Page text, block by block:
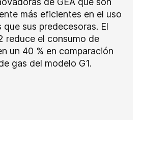
más eficientes en el uso
que sus predecesoras. El
reduce el consumo de
un 40 % en comparación
gas del modelo G1.